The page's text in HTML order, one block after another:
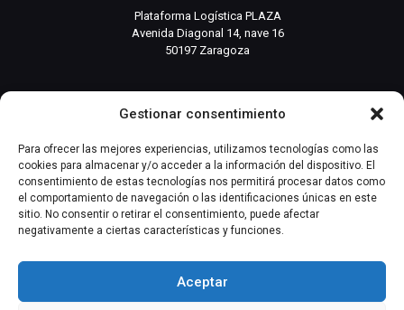
Gestionar consentimiento
Para ofrecer las mejores experiencias, utilizamos tecnologías como las
cookies para almacenar y/o acceder a la información del dispositivo. El
consentimiento de estas tecnologías nos permitirá procesar datos como
el comportamiento de navegación o las identificaciones únicas en este
sitio. No consentir o retirar el consentimiento, puede afectar
negativamente a ciertas características y funciones.
Aceptar
Plataforma Logística PLAZA
Avenida Diagonal 14, nave 16
50197 Zaragoza
INFORMACIÓN RELEVANTE
Producto
Automatización Industrial